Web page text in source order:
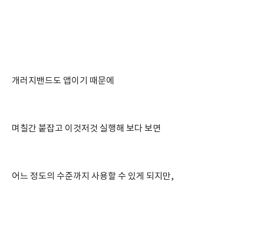
개러지밴드도 앱이기 때문에
며칠간 붙잡고 이것저것 실행해 보다 보면
어느 정도의 수준까지 사용할 수 있게 되지만,